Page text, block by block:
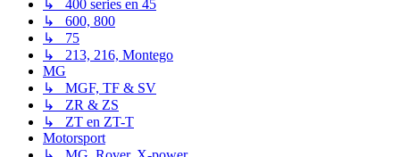
↳ 400 series en 45
↳ 600, 800
↳ 75
↳ 213, 216, Montego
MG
↳ MGF, TF & SV
↳ ZR & ZS
↳ ZT en ZT-T
Motorsport